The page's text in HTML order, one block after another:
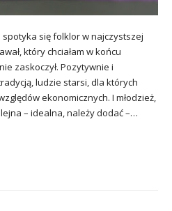
się folklor w najczystszej
który chciałam w końcu
zaskoczył. Pozytywnie i
ludzie starsi, dla których
ekonomicznych. I młodzież,
– idealna, należy dodać –…